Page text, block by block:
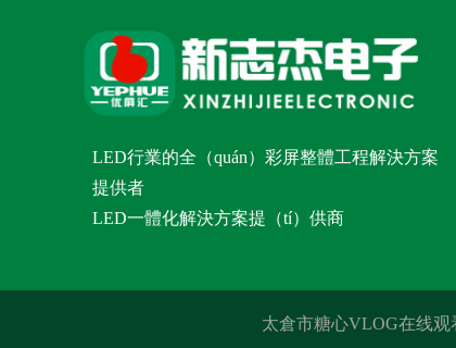
LED行業的全（quán）彩屏整體工程解決方案
提供者
LED一體化解決方案提（tí）供商
太倉市糖心VLOG在线观